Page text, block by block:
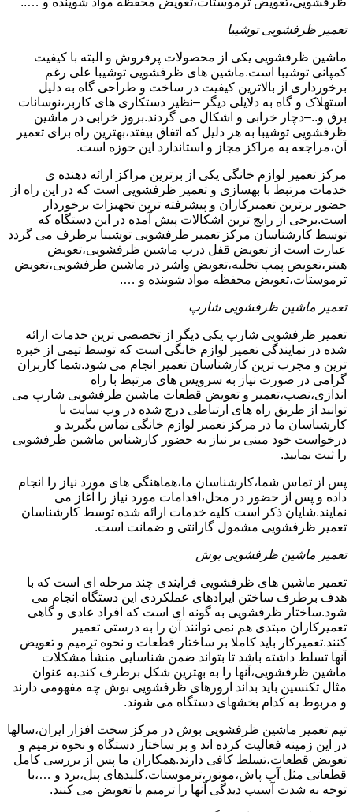
تعمیر ظرفشویی توشیبا
ماشین ظرفشویی یکی از محصولات پرفروش و البته با کیفیت
کمپانی توشیبا است.ماشین های ظرفشویی توشیبا علی رغم
برخورداری از بالاترین کیفیت در ساخت و طراحی گاه به دلیل
استهلاک و گاه به دلایلی دیگر –نظیر دستکاری های کاربر،نوسانات
برق و..–دچار خرابی و اشکال می گردند.بروز خرابی در ماشین
ظرفشویی توشیبا به هر دلیل که اتفاق بیفتد،بهترین راه برای تعمیر
آن،مراجعه به مراکز مجاز و استاندارد این حوزه است.
مرکز تعمیر لوازم خانگی یکی از برترین مراکز ارائه دهنده ی
خدمات مرتبط با بهسازی و تعمیر ظرفشویی است که در این راه از
حضور برترین تعمیرکاران و پیشرفته ترین تجهیزات برخوردار
است.برخی از رایج ترین اشکالات پیش آمده در این دستگاه که
توسط کارشناسان مرکز تعمیر ظرفشویی توشیبا برطرف می گردد
عبارت است از تعویض قفل درب ماشین ظرفشویی،تعویض
هیتر،تعویض پمپ تخلیه،تعویض واشر در ماشین ظرفشویی،تعویض
ترموستات،تعویض محفظه مواد شوینده و ….
تعمیر ماشین ظرفشویی شارپ
تعمیر ظرفشویی شارپ یکی دیگر از تخصصی ترین خدمات ارائه
شده در نمایندگی تعمیر لوازم خانگی است که توسط تیمی از خبره
ترین و مجرب ترین کارشناسان تعمیر انجام می شود.شما کاربران
گرامی در صورت نیاز به سرویس های مرتبط با راه
اندازی،نصب،تعمیر و تعویض قطعات ماشین ظرفشویی شارپ می
توانید از طریق راه های ارتباطی درج شده در وب سایت با
کارشناسان ما در مرکز تعمیر لوازم خانگی تماس بگیرید و
درخواست خود مبنی بر نیاز به حضور کارشناس ماشین ظرفشویی
را ثبت نمایید.
پس از تماس شما،کارشناسان ما،هماهنگی های مورد نیاز را انجام
داده و پس از حضور در محل،اقدامات مورد نیاز را آغاز می
نمایند.شایان ذکر است کلیه خدمات ارائه شده توسط کارشناسان
تعمیر ظرفشویی مشمول گارانتی و ضمانت است.
تعمیر ماشین ظرفشویی بوش
تعمیر ماشین های ظرفشویی فرایندی چند مرحله ای است که با
هدف برطرف ساختن ایرادهای عملکردی این دستگاه انجام می
شود.ساختار ظرفشویی به گونه ای است که افراد عادی و گاهی
تعمیرکاران مبتدی هم نمی توانند آن را به درستی تعمیر
کنند.تعمیرکار باید کاملا بر ساختار قطعات و نحوه ترمیم و تعویض
آنها تسلط داشته باشد تا بتواند ضمن شناسایی منشأ مشکلات
ماشین ظرفشویی،آنها را به بهترین شکل برطرف کند.به عنوان
مثال تکنسین باید بداند ارورهای ظرفشویی بوش چه مفهومی دارند
و مربوط به کدام بخشهای دستگاه می شوند.
تیم تعمیر ماشین ظرفشویی بوش در مرکز سخت افزار ایران،سالها
در این زمینه فعالیت کرده اند و بر ساختار دستگاه و نحوه ترمیم و
تعویض قطعات،تسلط کافی دارند.همکاران ما پس از بررسی کامل
قطعاتی مثل آب پاش،موتور،ترموستات،کلیدهای پنل،برد و …،با
توجه به شدت آسیب دیدگی آنها را ترمیم یا تعویض می کنند.